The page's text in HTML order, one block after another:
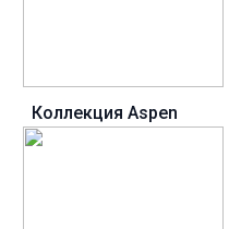
Коллекция Aspen